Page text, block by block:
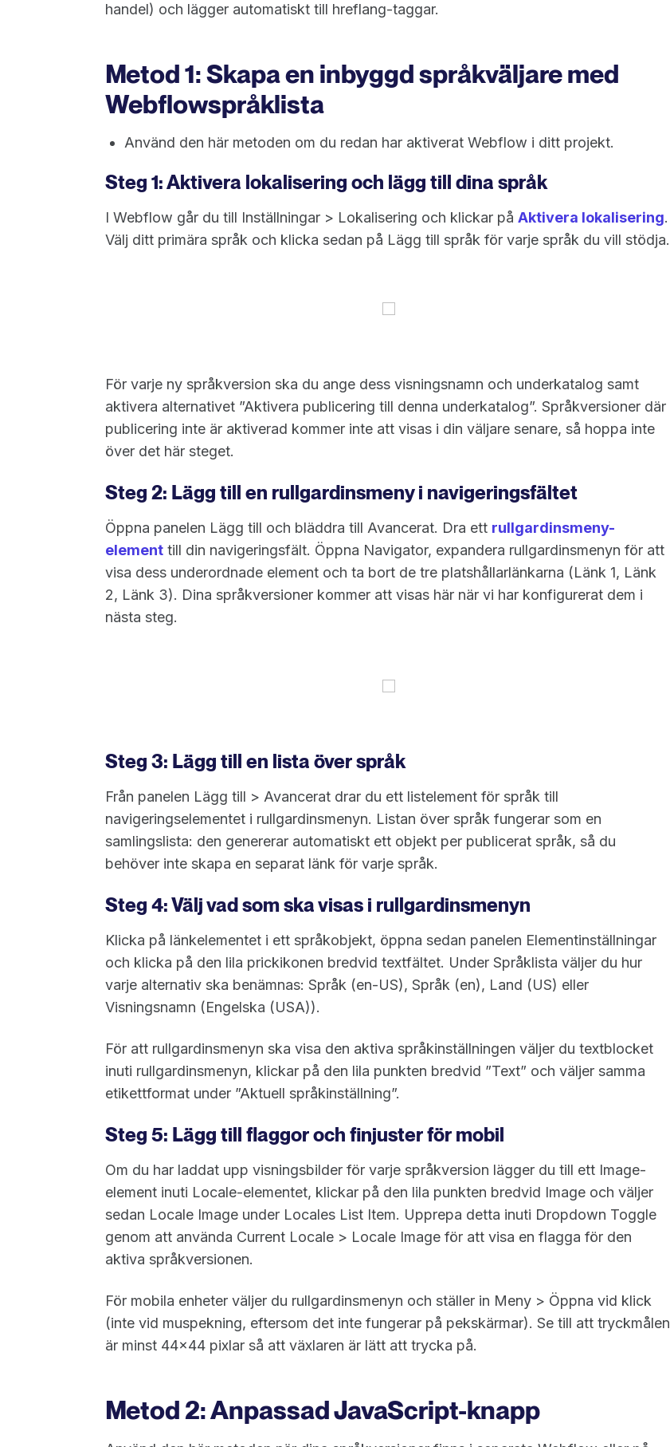
handel) och lägger automatiskt till hreflang-taggar.
Metod 1: Skapa en inbyggd språkväljare med
Webflowspråklista
Använd den här metoden om du redan har aktiverat Webflow i ditt projekt.
Steg 1: Aktivera lokalisering och lägg till dina språk
I Webflow går du till Inställningar > Lokalisering och klickar på Aktivera lokalisering.
Välj ditt primära språk och klicka sedan på Lägg till språk för varje språk du vill stödja.
För varje ny språkversion ska du ange dess visningsnamn och underkatalog samt
aktivera alternativet ”Aktivera publicering till denna underkatalog”. Språkversioner där
publicering inte är aktiverad kommer inte att visas i din väljare senare, så hoppa inte
över det här steget.
Steg 2: Lägg till en rullgardinsmeny i navigeringsfältet
Öppna panelen Lägg till och bläddra till Avancerat. Dra ett rullgardinsmeny-
element till din navigeringsfält. Öppna Navigator, expandera rullgardinsmenyn för att
visa dess underordnade element och ta bort de tre platshållarlänkarna (Länk 1, Länk
2, Länk 3). Dina språkversioner kommer att visas här när vi har konfigurerat dem i
nästa steg.
Steg 3: Lägg till en lista över språk
Från panelen Lägg till > Avancerat drar du ett listelement för språk till
navigeringselementet i rullgardinsmenyn. Listan över språk fungerar som en
samlingslista: den genererar automatiskt ett objekt per publicerat språk, så du
behöver inte skapa en separat länk för varje språk.
Steg 4: Välj vad som ska visas i rullgardinsmenyn
Klicka på länkelementet i ett språkobjekt, öppna sedan panelen Elementinställningar
och klicka på den lila prickikonen bredvid textfältet. Under Språklista väljer du hur
varje alternativ ska benämnas: Språk (en-US), Språk (en), Land (US) eller
Visningsnamn (Engelska (USA)).
För att rullgardinsmenyn ska visa den aktiva språkinställningen väljer du textblocket
inuti rullgardinsmenyn, klickar på den lila punkten bredvid ”Text” och väljer samma
etikettformat under ”Aktuell språkinställning”.
Steg 5: Lägg till flaggor och finjuster för mobil
Om du har laddat upp visningsbilder för varje språkversion lägger du till ett Image-
element inuti Locale-elementet, klickar på den lila punkten bredvid Image och väljer
sedan Locale Image under Locales List Item. Upprepa detta inuti Dropdown Toggle
genom att använda Current Locale > Locale Image för att visa en flagga för den
aktiva språkversionen.
För mobila enheter väljer du rullgardinsmenyn och ställer in Meny > Öppna vid klick
(inte vid muspekning, eftersom det inte fungerar på pekskärmar). Se till att tryckmålen
är minst 44x44 pixlar så att växlaren är lätt att trycka på.
Metod 2: Anpassad JavaScript-knapp